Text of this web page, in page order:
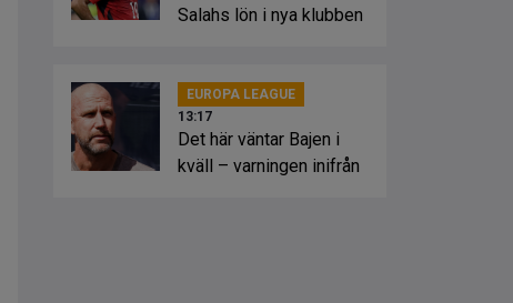
Salahs lön i nya klubben
EUROPA LEAGUE
13:17
Det här väntar Bajen i
kväll – varningen inifrån